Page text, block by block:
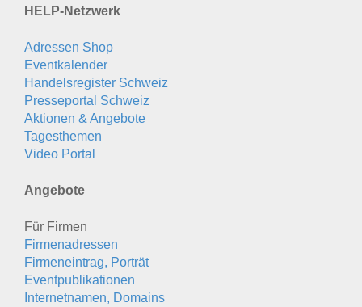
HELP-Netzwerk
Adressen Shop
Eventkalender
Handelsregister Schweiz
Presseportal Schweiz
Aktionen & Angebote
Tagesthemen
Video Portal
Angebote
Für Firmen
Firmenadressen
Firmeneintrag, Porträt
Eventpublikationen
Internetnamen, Domains